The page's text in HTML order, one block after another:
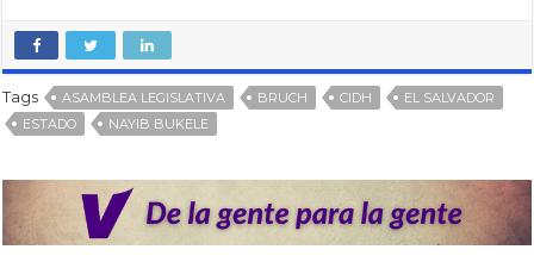
Tags ASAMBLEA LEGISLATIVA BRUCH CIDH
EL SALVADOR
ESTADO
NAYIB BUKELE